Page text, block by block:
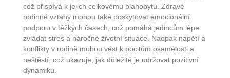
což přispívá k jejich celkovému blahobytu. Zdravé
rodinné vztahy mohou také poskytovat emocionální
podporu v těžkých časech, což pomáhá jedincům lépe
zvládat stres a náročné životní situace. Naopak napětí a
konflikty v rodině mohou vést k pocitům osamělosti a
neštěstí, což ukazuje, jak důležité je udržovat pozitivní
dynamiku.